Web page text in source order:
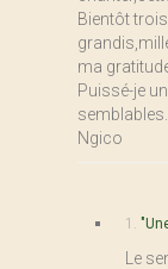
Bientôt
ma
Puissé-je
semblables.
Ngico
1.
Le